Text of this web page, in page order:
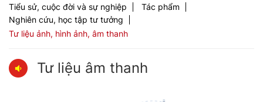
Tiểu sử, cuộc đời và sự nghiệp
Tác phẩm
Nghiên cứu, học tập tư tưởng
Tư liệu ảnh, hình ảnh, âm thanh
Tư liệu âm thanh